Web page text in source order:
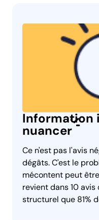
Information
nuancer
Ce n'est pas l'avis
dégâts. C'est le
mécontent peut
revient dans 10
structurel que 81%